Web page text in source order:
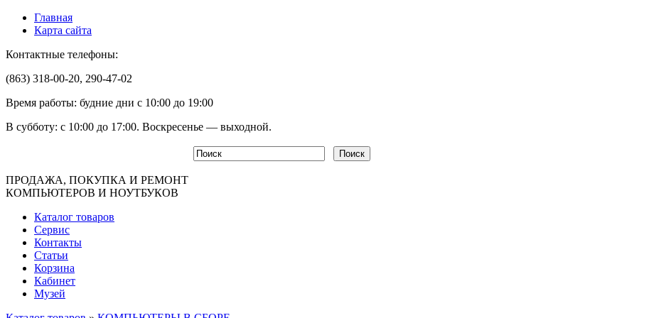
Главная
Карта сайта
Контактные телефоны:
(863) 318-00-20, 290-47-02
Время работы: будние дни с 10:00 до 19:00
В субботу: с 10:00 до 17:00. Воскресенье — выходной.
ПРОДАЖА, ПОКУПКА И РЕМОНТ
КОМПЬЮТЕРОВ И НОУТБУКОВ
Каталог товаров
Сервис
Контакты
Статьи
Корзина
Кабинет
Музей